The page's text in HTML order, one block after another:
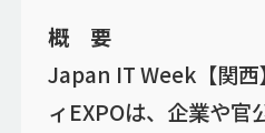
概 要
Japan IT Week【関西
ィEXPOは、企業や官